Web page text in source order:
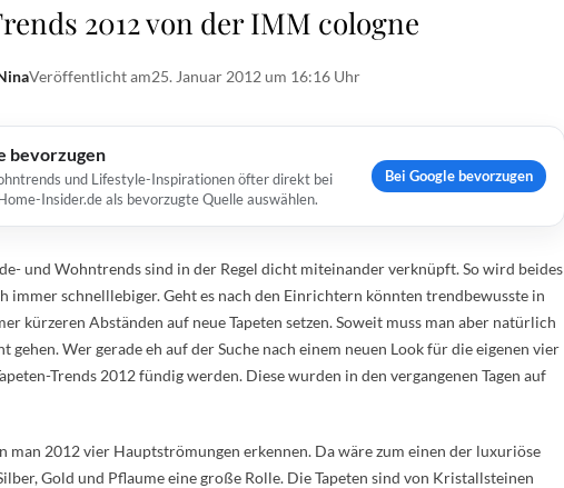
2012 von der IMM cologne
Veröffentlicht am25. Januar 2012 um 16:16 Uhr
bevorzugen
und Lifestyle-Inspirationen öfter direkt bei
Insider.de als bevorzugte Quelle auswählen.
Bei Google bevorzugen
und Wohntrends sind in der Regel dicht miteinander verknüpft. So wird beides
immer schnelllebiger. Geht es nach den Einrichtern könnten trendbewusste in
kürzeren Abständen auf neue Tapeten setzen. Soweit muss man aber natürlich
gehen. Wer gerade eh auf der Suche nach einem neuen Look für die eigenen vier
Trends 2012 fündig werden. Diese wurden in den vergangenen Tagen auf
man 2012 vier Hauptströmungen erkennen. Da wäre zum einen der luxuriöse
Gold und Pflaume eine große Rolle. Die Tapeten sind von Kristallsteinen